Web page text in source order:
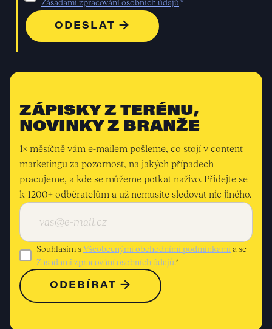
Zásadami zpracování osobních údajů.*
ZÁPISKY Z TERÉNU,
NOVINKY Z BRANŽE
1× měsíčně vám e-mailem pošleme, co stojí v content
marketingu za pozornost, na jakých případech
pracujeme, a kde se můžeme potkat naživo. Přidejte se
k 1200+ odběratelům a už nemusíte sledovat nic jiného.
Souhlasím sVšeobecnými obchodními podmínkami a se
Zásadami zpracování osobních údajů.*